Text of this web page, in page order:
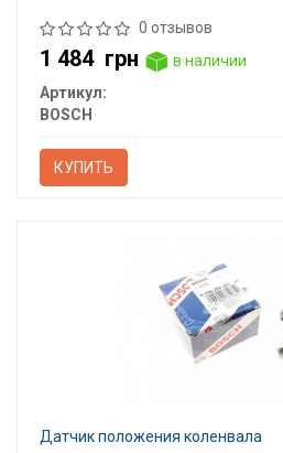
0 отзывов
1 484 грн
в наличии
Артикул:
BOSCH
КУПИТЬ
Датчик положения коленвала